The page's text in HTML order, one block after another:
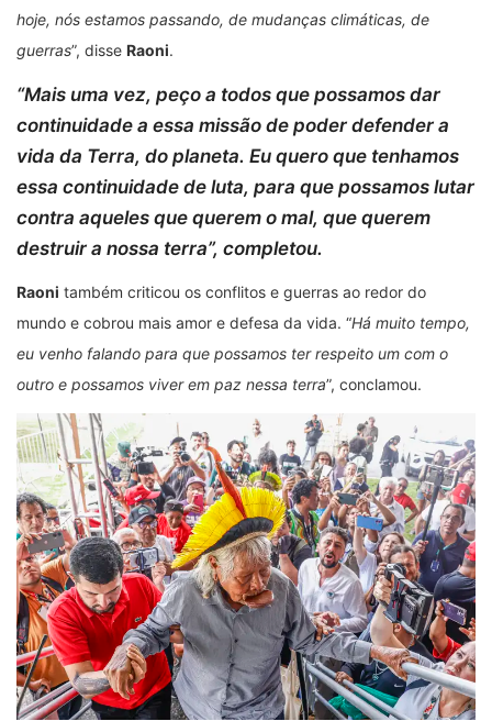
hoje, nós estamos passando, de mudanças climáticas, de
guerras”, disse Raoni.
“Mais uma vez, peço a todos que possamos dar
continuidade a essa missão de poder defender a
vida da Terra, do planeta. Eu quero que tenhamos
essa continuidade de luta, para que possamos lutar
contra aqueles que querem o mal, que querem
destruir a nossa terra”, completou.
Raoni também criticou os conflitos e guerras ao redor do
mundo e cobrou mais amor e defesa da vida. “Há muito tempo,
eu venho falando para que possamos ter respeito um com o
outro e possamos viver em paz nessa terra”, conclamou.